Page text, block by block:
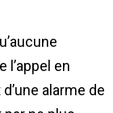
l’appel en
alarme de